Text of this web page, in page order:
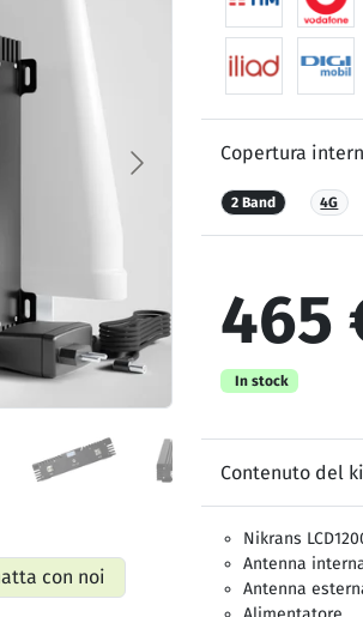
con noi
Copertura
2 Band 4G
465
In stock
Contenuto del
Nikrans
Antenna
Antenna